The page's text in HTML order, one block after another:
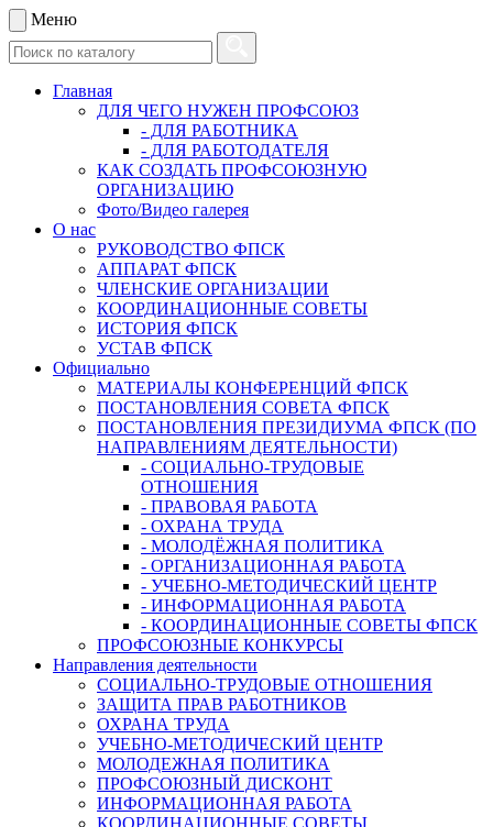
Меню
Главная
ДЛЯ ЧЕГО НУЖЕН ПРОФСОЮЗ
- ДЛЯ РАБОТНИКА
- ДЛЯ РАБОТОДАТЕЛЯ
КАК СОЗДАТЬ ПРОФСОЮЗНУЮ
ОРГАНИЗАЦИЮ
Фото/Видео галерея
О нас
РУКОВОДСТВО ФПСК
АППАРАТ ФПСК
ЧЛЕНСКИЕ ОРГАНИЗАЦИИ
КООРДИНАЦИОННЫЕ СОВЕТЫ
ИСТОРИЯ ФПСК
УСТАВ ФПСК
Официально
МАТЕРИАЛЫ КОНФЕРЕНЦИЙ ФПСК
ПОСТАНОВЛЕНИЯ СОВЕТА ФПСК
ПОСТАНОВЛЕНИЯ ПРЕЗИДИУМА ФПСК (ПО
НАПРАВЛЕНИЯМ ДЕЯТЕЛЬНОСТИ)
- СОЦИАЛЬНО-ТРУДОВЫЕ
ОТНОШЕНИЯ
- ПРАВОВАЯ РАБОТА
- ОХРАНА ТРУДА
- МОЛОДЁЖНАЯ ПОЛИТИКА
- ОРГАНИЗАЦИОННАЯ РАБОТА
- УЧЕБНО-МЕТОДИЧЕСКИЙ ЦЕНТР
- ИНФОРМАЦИОННАЯ РАБОТА
- КООРДИНАЦИОННЫЕ СОВЕТЫ ФПСК
ПРОФСОЮЗНЫЕ КОНКУРСЫ
Направления деятельности
СОЦИАЛЬНО-ТРУДОВЫЕ ОТНОШЕНИЯ
ЗАЩИТА ПРАВ РАБОТНИКОВ
ОХРАНА ТРУДА
УЧЕБНО-МЕТОДИЧЕСКИЙ ЦЕНТР
МОЛОДЕЖНАЯ ПОЛИТИКА
ПРОФСОЮЗНЫЙ ДИСКОНТ
ИНФОРМАЦИОННАЯ РАБОТА
КООРДИНАЦИОННЫЕ СОВЕТЫ